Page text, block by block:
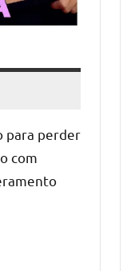
para perder
com